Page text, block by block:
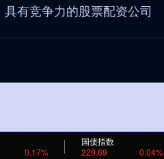
0.17%
国债指数
229.69
0.04%
具有竞争力的股票配资公司